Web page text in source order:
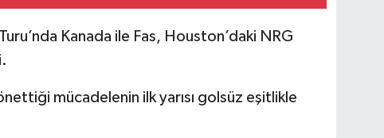
Kanada ile Fas, Houston’daki NRG
mücadelenin ilk yarısı golsüz eşitlikle